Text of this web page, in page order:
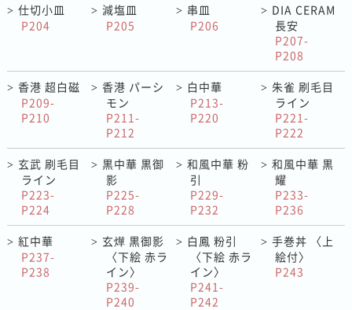
> 仕切小皿
P204
> 減塩皿
P205
> 串皿
P206
> DIA CERAM
長安
P207-
P208
> 香港 超白磁
P209-
P210
> 香港 パーシ
モン
P211-
P212
> 白中華
P213-
P220
> 朱雀 刷毛目
ライン
P221-
P222
> 玄武 刷毛目
ライン
P223-
P224
> 黒中華 黒御
影
P225-
P228
> 和風中華 粉
引
P229-
P232
> 和風中華 黒
耀
P233-
P236
> 紅中華
P237-
P238
> 玄燁 黒御影
〈下絵 赤ラ
イン〉
P239-
P240
> 白鳳 粉引
〈下絵 赤ラ
イン〉
P241-
P242
> 手巻丼 〈上
絵付〉
P243